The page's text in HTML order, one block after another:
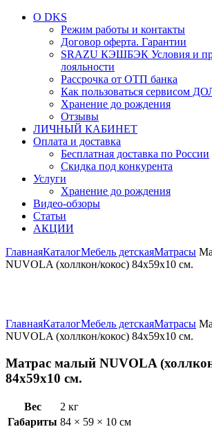
О DKS
Режим работы и контакты
Договор оферта. Гарантии
SRAZU КЭШБЭК Условия и
лояльности
Рассрочка от ОТП банка
Как пользоваться сервисом
Хранение до рождения
Отзывы
ЛИЧНЫЙ КАБИНЕТ
Оплата и доставка
Бесплатная доставка по России
Скидка под конкурента
Услуги
Хранение до рождения
Видео-обзоры
Статьи
АКЦИИ
ГлавнаяКаталогМебель детскаяМатрасы
NUVOLA (холлкон/кокос) 84х59х10 см.
ГлавнаяКаталогМебель детскаяМатрасы
NUVOLA (холлкон/кокос) 84х59х10 см.
Матрас малый NUVOLA
84х59х10 см.
Вес
2 кг
Габариты 84 × 59 × 10 см